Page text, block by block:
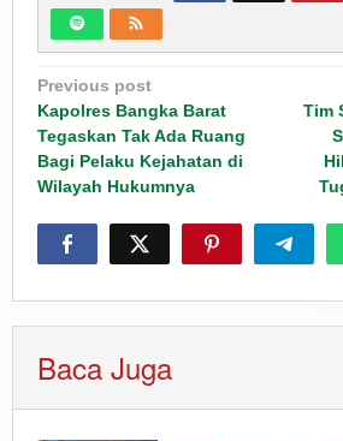
Post
navigation
Previous post
Kapolres Bangka Barat
Tegaskan Tak Ada Ruang
Bagi Pelaku Kejahatan di
Wilayah Hukumnya
Tim
Baca Juga